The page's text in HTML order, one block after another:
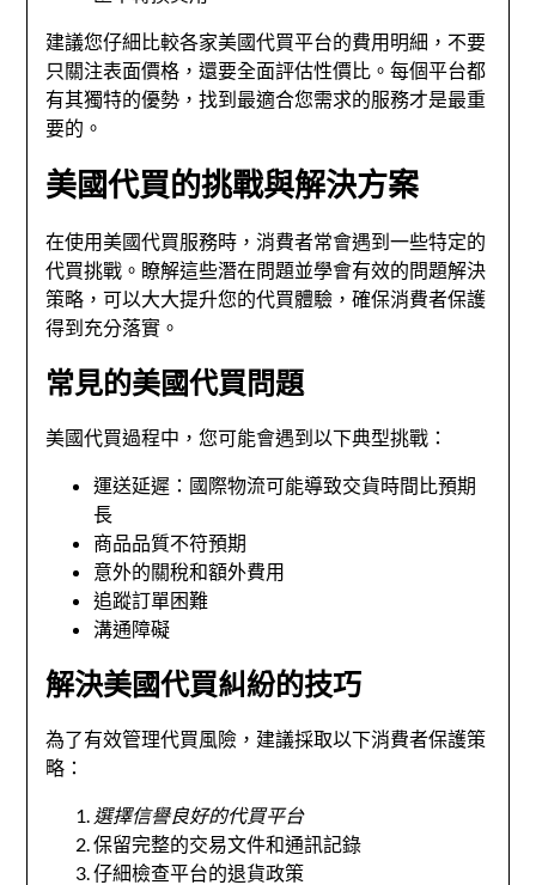
建議您仔細比較各家美國代買平台的費用明細，不要
只關注表面價格，還要全面評估性價比。每個平台都
有其獨特的優勢，找到最適合您需求的服務才是最重
要的。
美國代買的挑戰與解決方案
在使用美國代買服務時，消費者常會遇到一些特定的
代買挑戰。瞭解這些潛在問題並學會有效的問題解決
策略，可以大大提升您的代買體驗，確保消費者保護
得到充分落實。
常見的美國代買問題
美國代買過程中，您可能會遇到以下典型挑戰：
運送延遲：國際物流可能導致交貨時間比預期
長
商品品質不符預期
意外的關稅和額外費用
追蹤訂單困難
溝通障礙
解決美國代買糾紛的技巧
為了有效管理代買風險，建議採取以下消費者保護策
略：
選擇信譽良好的代買平台
保留完整的交易文件和通訊記錄
仔細檢查平台的退貨政策